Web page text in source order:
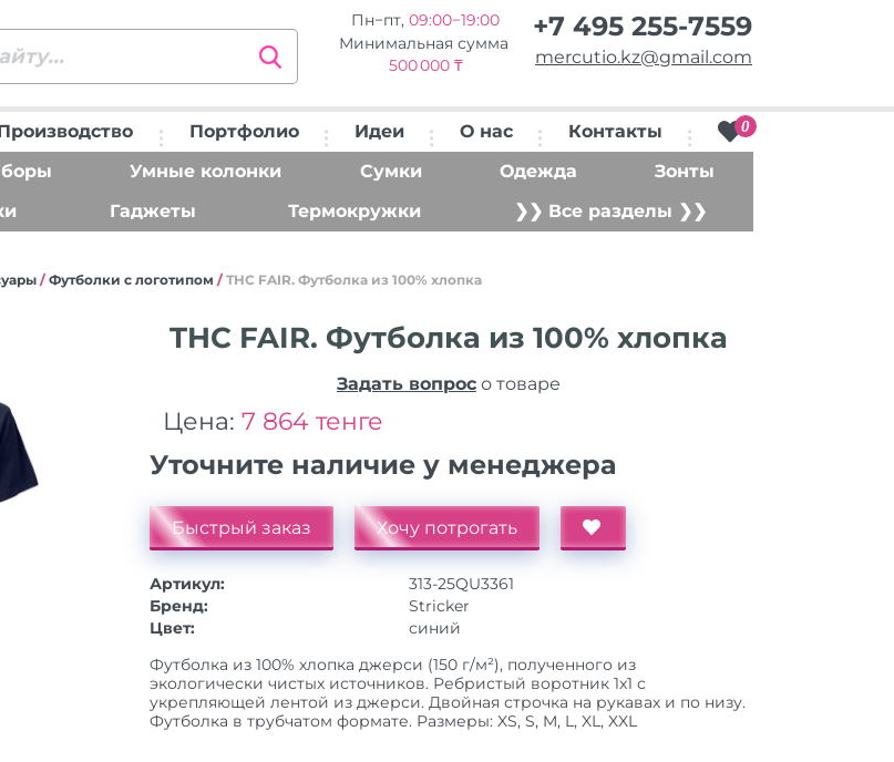
Пн−пт, 09:00−19:00
Минимальная сумма
500 000 ₸
+7 495 255-7559
mercutio.kz@gmail.com
Портфолио Идеи О нас Контакты 0
Умные колонки Сумки Одежда
Зонты
Гаджеты Термокружки ❯❯ Все разделы ❯❯
/ Футболки с логотипом / THC FAIR. Футболка из 100% хлопка
THC FAIR. Футболка из 100% хлопка
Задать вопрос о товаре
Цена: 7 864 тенге
Уточните наличие у менеджера
Быстрый заказ Хочу потрогать
Артикул:
313-25QU3361
Бренд:
Stricker
Цвет:
синий
Футболка из 100% хлопка джерси (150 г/м²), полученного из
экологически чистых источников. Ребристый воротник 1x1 с
укрепляющей лентой из джерси. Двойная строчка на рукавах и по низу.
Футболка в трубчатом формате. Размеры: XS, S, M, L, XL, XXL